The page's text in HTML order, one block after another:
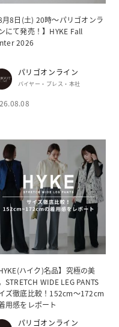
8月8日(土) 20時～パリゴオンラ
にて発売！】HYKE Fall
2026
パリゴオンライン
バイヤー・プレス・本社
HYKE(ハイク)名品】究極の美
STRETCH WIDE LEG PANTS
ズ徹底比較！152cm〜172cm
用感をレポート
パリゴオンライン